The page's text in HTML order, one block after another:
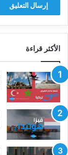
الأكثر قراءة